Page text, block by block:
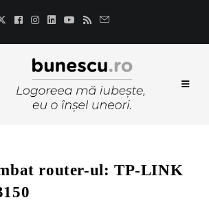
router-ul: TP-LINK